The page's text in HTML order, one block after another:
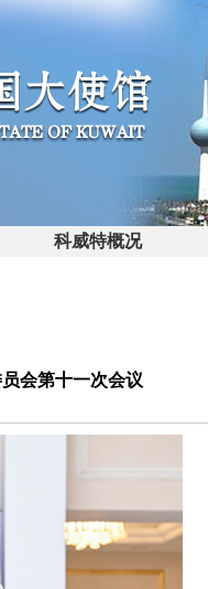
科威特概况
会第十一次会议